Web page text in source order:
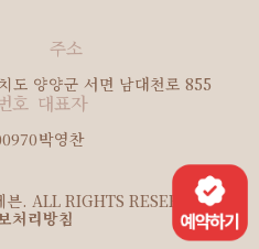
주소
도 양양군 서면 남대천로 855
호 대표자
박영찬
. ALL RIGHTS RESERVED.
처리방침